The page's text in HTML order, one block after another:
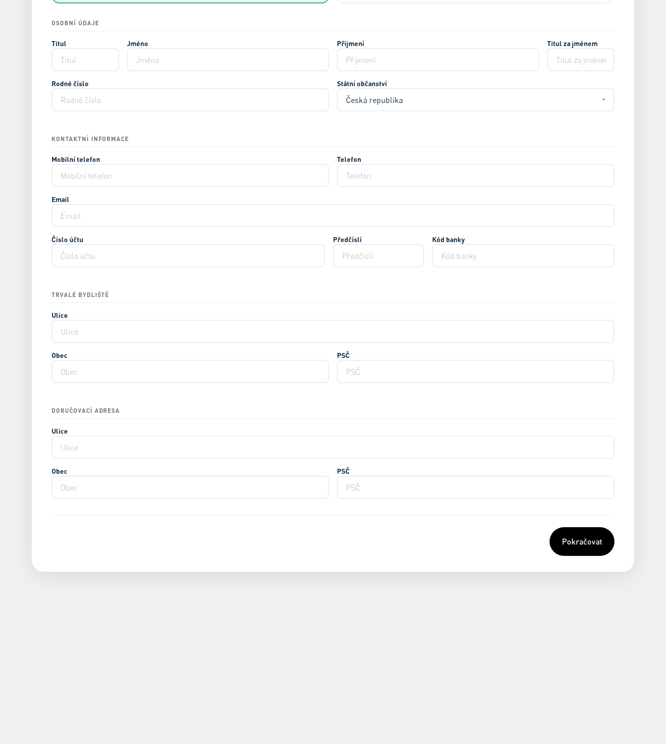
OSOBNÍ ÚDAJE
Titul Jméno Přijmení Titul za jménem
Rodné číslo Státní občanství
KONTAKTNÍ INFORMACE
Mobilní telefon Telefon
Email
Číslo účtu Předčíslí Kód banky
TRVALÉ BYDLIŠTĚ
Ulice
Obec PSČ
DORUČOVACÍ ADRESA
Ulice
Obec PSČ
Pokračovat